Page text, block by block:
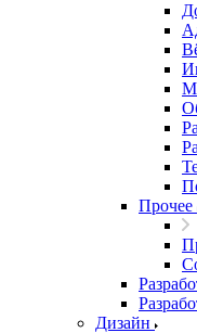
Прочее
Дизайн